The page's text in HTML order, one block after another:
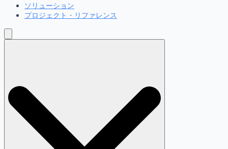
ソリューション
プロジェクト・リファレンス
検